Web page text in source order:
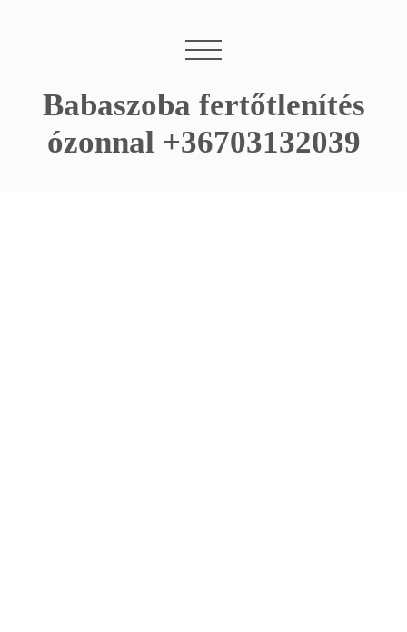
Babaszoba fertőtlenítés
ózonnal +36703132039